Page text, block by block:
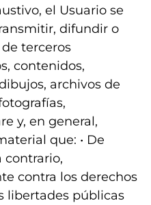
el Usuario se
difundir o
terceros
contenidos,
archivos de
y, en general,
que: • De
contrario,
contra los derechos
libertades públicas